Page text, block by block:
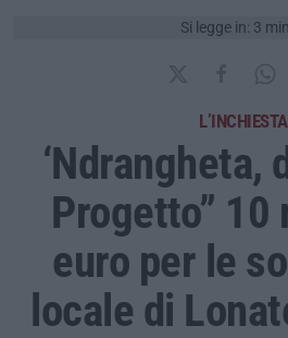
Si legge in: 3
L’INCHIESTA
‘Ndrangheta,
Progetto” 10
euro per le
locale di